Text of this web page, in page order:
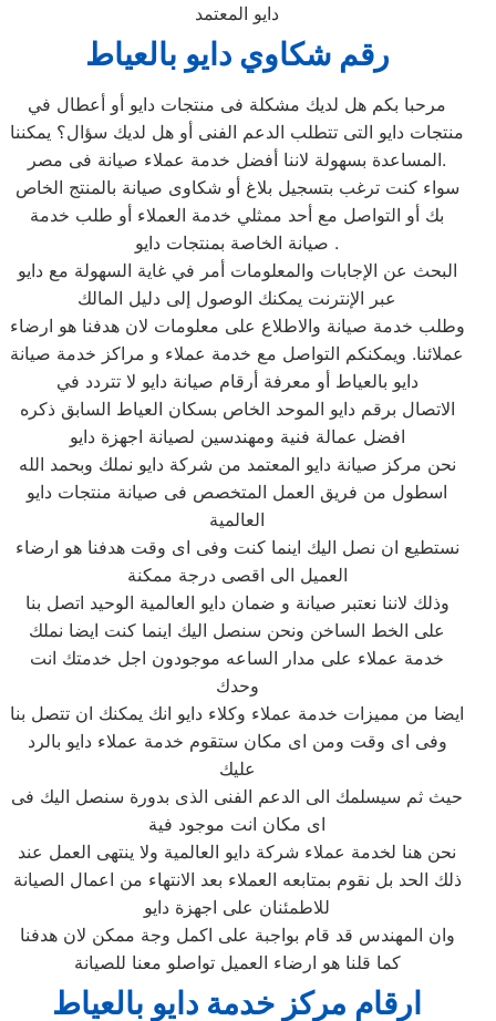
دايو المعتمد
رقم شكاوي دايو بالعياط
مرحبا بكم هل لديك مشكلة فى منتجات دايو أو أعطال في
منتجات دايو التى تتطلب الدعم الفنى أو هل لديك سؤال؟ يمكننا
المساعدة بسهولة لاننا أفضل خدمة عملاء صيانة فى مصر.
سواء كنت ترغب بتسجيل بلاغ أو شكاوى صيانة بالمنتج الخاص
بك أو التواصل مع أحد ممثلي خدمة العملاء أو طلب خدمة
صيانة الخاصة بمنتجات دايو .
البحث عن الإجابات والمعلومات أمر في غاية السهولة مع دايو
عبر الإنترنت يمكنك الوصول إلى دليل المالك
وطلب خدمة صيانة والاطلاع على معلومات لان هدفنا هو ارضاء
عملائنا. ويمكنكم التواصل مع خدمة عملاء و مراكز خدمة صيانة
دايو بالعياط أو معرفة أرقام صيانة دايو لا تتردد في
الاتصال برقم دايو الموحد الخاص بسكان العياط السابق ذكره
افضل عمالة فنية ومهندسين لصيانة اجهزة دايو
نحن مركز صيانة دايو المعتمد من شركة دايو نملك وبحمد الله
اسطول من فريق العمل المتخصص فى صيانة منتجات دايو
العالمية
نستطيع ان نصل اليك اينما كنت وفى اى وقت هدفنا هو ارضاء
العميل الى اقصى درجة ممكنة
وذلك لاننا نعتبر صيانة و ضمان دايو العالمية الوحيد اتصل بنا
على الخط الساخن ونحن سنصل اليك اينما كنت ايضا نملك
خدمة عملاء على مدار الساعه موجودون اجل خدمتك انت
وحدك
ايضا من مميزات خدمة عملاء وكلاء دايو انك يمكنك ان تتصل بنا
وفى اى وقت ومن اى مكان ستقوم خدمة عملاء دايو بالرد
عليك
حيث ثم سيسلمك الى الدعم الفنى الذى بدورة سنصل اليك فى
اى مكان انت موجود فية
نحن هنا لخدمة عملاء شركة دايو العالمية ولا ينتهى العمل عند
ذلك الحد بل نقوم بمتابعه العملاء بعد الانتهاء من اعمال الصيانة
للاطمئنان على اجهزة دايو
وان المهندس قد قام بواجبة على اكمل وجة ممكن لان هدفنا
كما قلنا هو ارضاء العميل تواصلو معنا للصيانة
ارقام مركز خدمة دايو بالعياط